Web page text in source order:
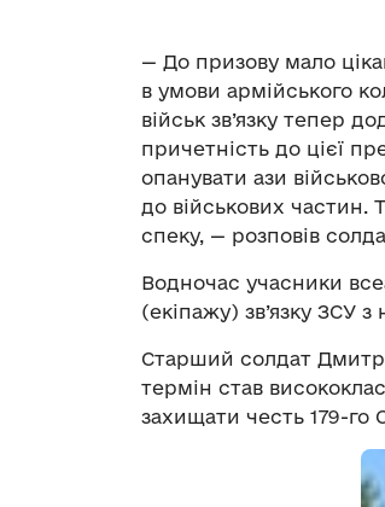
— До призову мало
в умови армійського
військ зв’язку тепер
причетність до цієї
опанувати ази
до військових частин.
спеку, — розповів
Водночас учасники
(екіпажу) зв’язку ЗСУ
Старший солдат
термін став
захищати честь 179-го